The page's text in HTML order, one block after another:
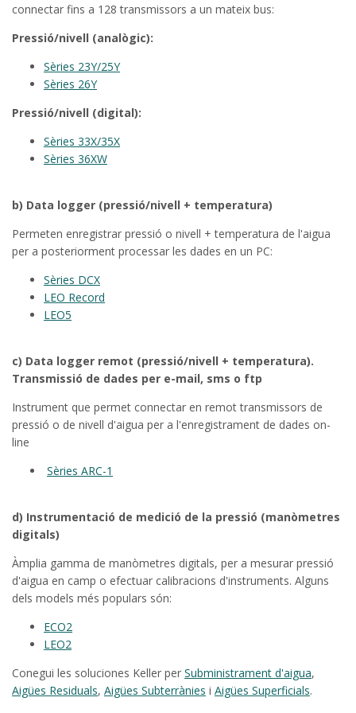
connectar fins a 128 transmissors a un mateix bus:
Pressió/nivell (analògic):
Sèries 23Y/25Y
Sèries 26Y
Pressió/nivell (digital):
Sèries 33X/35X
Sèries 36XW
b) Data logger (pressió/nivell + temperatura)
Permeten enregistrar pressió o nivell + temperatura de l'aigua
per a posteriorment processar les dades en un PC:
Sèries DCX
LEO Record
LEO5
c) Data logger remot (pressió/nivell + temperatura).
Transmissió de dades per e-mail, sms o ftp
Instrument que permet connectar en remot transmissors de
pressió o de nivell d'aigua per a l'enregistrament de dades on-
line
Sèries ARC-1
d) Instrumentació de medició de la pressió (manòmetres
digitals)
Àmplia gamma de manòmetres digitals, per a mesurar pressió
d'aigua en camp o efectuar calibracions d'instruments. Alguns
dels models més populars són:
ECO2
LEO2
Conegui les soluciones Keller per Subministrament d'aigua,
Aigües Residuals, Aigües Subterrànies i Aigües Superficials.